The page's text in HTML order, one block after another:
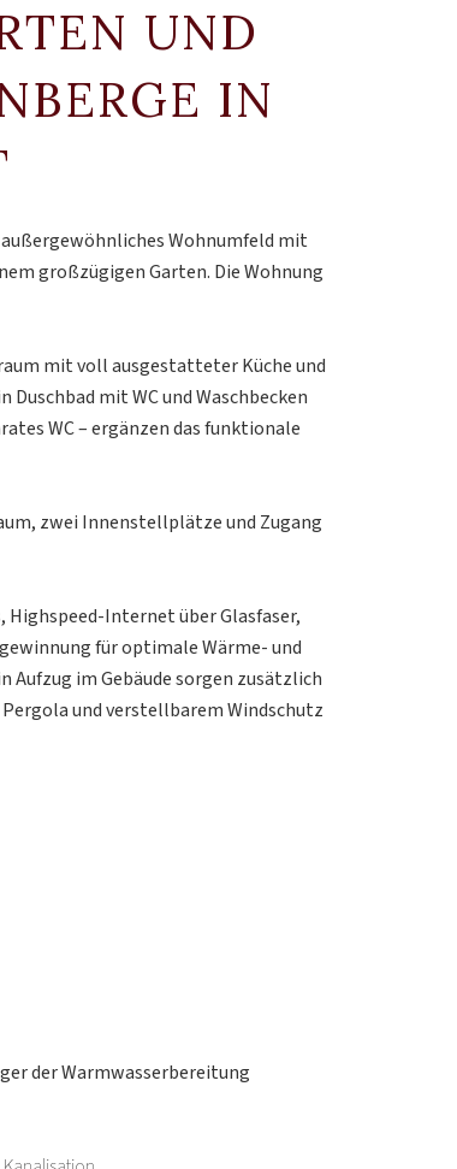
UND
IN
Wohnumfeld mit
großzügigen Garten. Die Wohnung
mit voll ausgestatteter Küche und
mit WC und Waschbecken
WC – ergänzen das funktionale
zwei Innenstellplätze und Zugang
Internet über Glasfaser,
für optimale Wärme- und
im Gebäude sorgen zusätzlich
und verstellbarem Windschutz
der Warmwasserbereitung